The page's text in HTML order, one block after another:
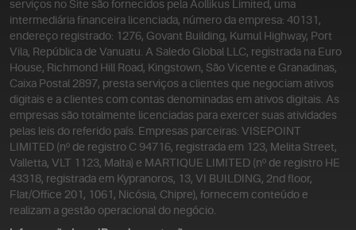
serviços no Site são fornecidos pela Aollikus Limited, uma
intermediária financeira licenciada, número da empresa: 40131,
endereço registrado: 1276, Govant Building, Kumul Highway, Port
Vila, República de Vanuatu. A Saledo Global LLC, registrada na Euro
House, Richmond Hill Road, Kingstown, São Vicente e Granadinas,
Caixa Postal 2897, presta serviços a clientes que negociam ativos
digitais e a clientes com contas denominadas em ativos digitais. As
empresas são totalmente licenciadas para exercer suas atividades
pelas leis do referido país. Empresas parceiras: VISEPOINT
LIMITED (nº de registro C 94716, registrada em 123, Melita Street,
Valletta, VLT 1123, Malta) e MARTIQUE LIMITED (nº de registro HE
43318, registrada em Kypranoros, 13, VI BUILDING, 2nd floor,
Flat/Office 201, 1061, Nicósia, Chipre), fornecem conteúdo e
realizam a gestão operacional do negócio.